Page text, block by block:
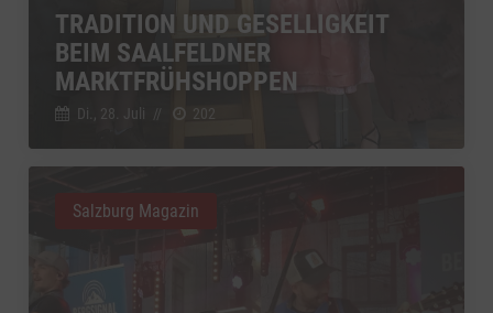
TRADITION UND GESELLIGKEIT
BEIM SAALFELDNER
MARKTFRÜHSHOPPEN
Di., 28. Juli // 202
Salzburg Magazin